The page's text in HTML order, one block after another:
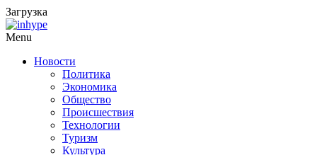
Загрузка
Menu
Новости
Политика
Экономика
Общество
Происшествия
Технологии
Туризм
Культура